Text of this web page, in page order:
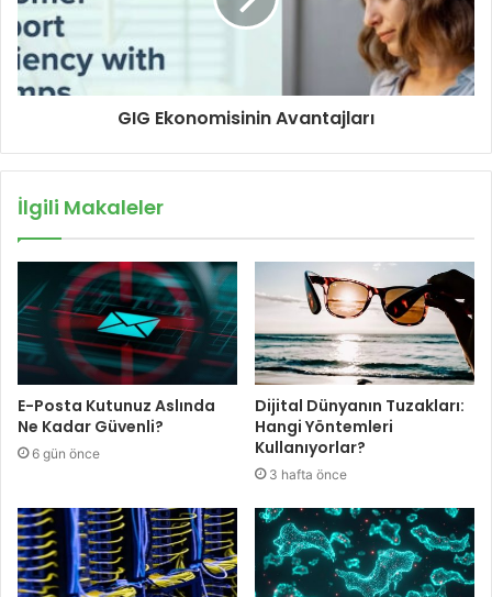
GIG Ekonomisinin Avantajları
İlgili Makaleler
E-Posta Kutunuz Aslında
Ne Kadar Güvenli?
6 gün önce
Dijital Dünyanın Tuzakları:
Hangi Yöntemleri
Kullanıyorlar?
3 hafta önce